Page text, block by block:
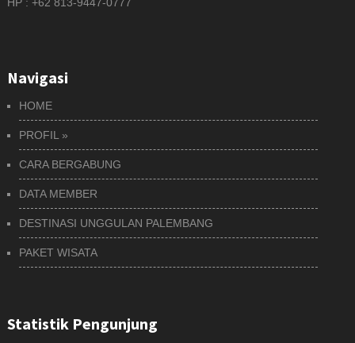
Navigasi
HOME
PROFIL »
CARA BERGABUNG
DATA MEMBER
DESTINASI UNGGULAN PALEMBANG
PAKET WISATA
Statistik Pengunjung